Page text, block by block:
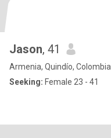
Jason, 41
Armenia, Quindío, Colombia
Seeking: Female 23 - 41